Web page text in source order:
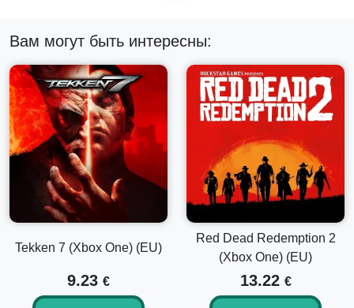
Вам могут быть интересны:
Tekken 7 (Xbox One) (EU)
9.23 €
Red Dead Redemption 2
(Xbox One) (EU)
13.22 €